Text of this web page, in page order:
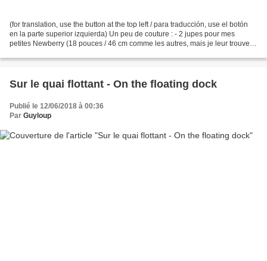
(for translation, use the button at the top left / para traducción, use el botón
en la parte superior izquierda) Un peu de couture : - 2 jupes pour mes
petites Newberry (18 pouces / 46 cm comme les autres, mais je leur trouve
Sur le quai flottant - On the floating dock
Publié le 12/06/2018 à 00:36
Par Guyloup